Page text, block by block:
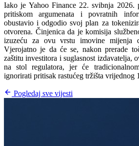
Iako je Yahoo Finance 22. svibnja 2026.
pritiskom argumenata i povratnih
obustavio i odgodio svoj plan za
otvorena. Činjenica da je komisija
izuzeću za ovu vrstu imovine mijenja
Vjerojatno je da će se, nakon prerade
zaštitu investitora i suglasnost izdavatelja,
na stol regulatora, jer će
ignorirati pritisak rastućeg tržišta vrijednog
Pogledaj sve vijesti